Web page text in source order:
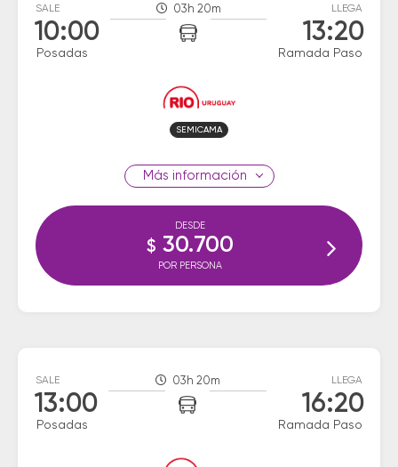
SALE
10:00
Posadas
03h 20m LLEGA
13:20
Ramada Paso
SEMICAMA
información
DESDE
$ 30.700
POR PERSONA
SALE
13:00
Posadas
03h 20m LLEGA
16:20
Ramada Paso